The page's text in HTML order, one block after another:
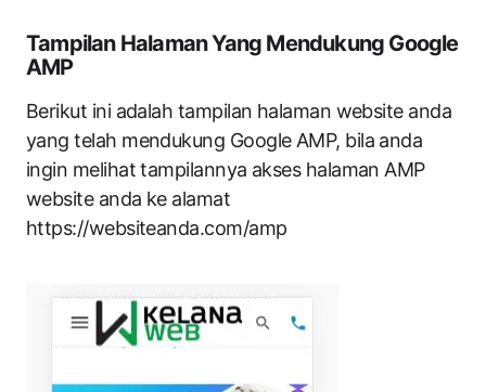
Tampilan Halaman Yang Mendukung Google
AMP
Berikut ini adalah tampilan halaman website anda
yang telah mendukung Google AMP, bila anda
ingin melihat tampilannya akses halaman AMP
website anda ke alamat
https://websiteanda.com/amp